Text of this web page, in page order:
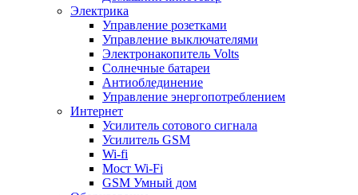
Электрика
Управление розетками
Управление выключателями
Электронакопитель Volts
Солнечные батареи
Антиоблединение
Управление энергопотреблением
Интернет
Усилитель сотового сигнала
Усилитель GSM
Wi-fi
Мост Wi-Fi
GSM Умный дом